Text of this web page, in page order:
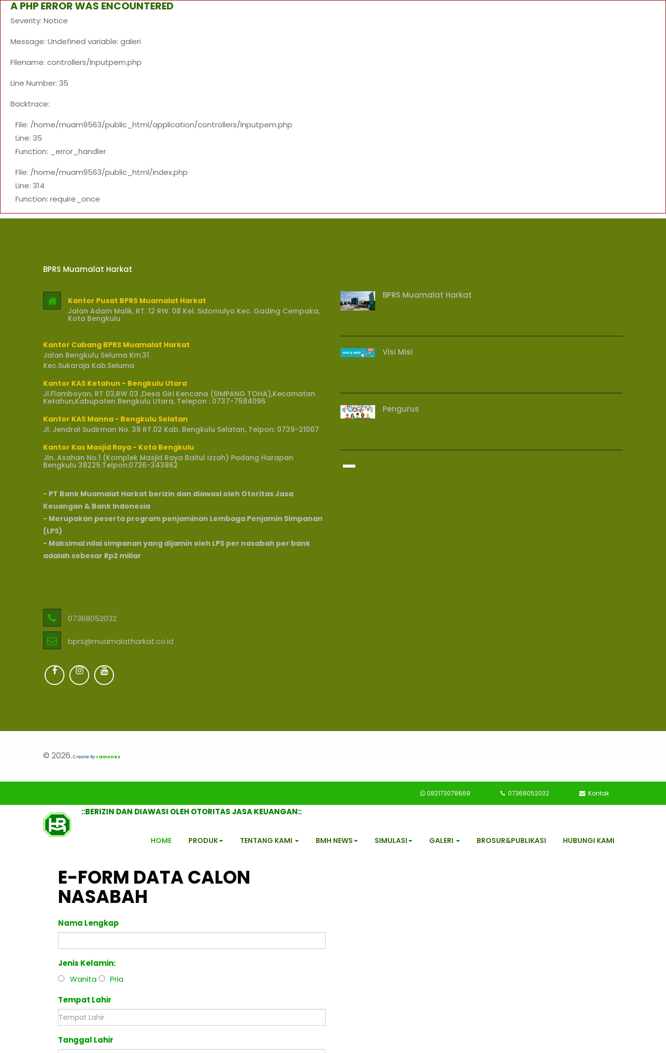
A PHP ERROR WAS ENCOUNTERED
Severity: Notice
Message: Undefined variable: galeri
Filename: controllers/Inputpem.php
Line Number: 35
Backtrace:
File: /home/muam9563/public_html/application/controllers/Inputpem.php
Line: 35
Function: _error_handler
File: /home/muam9563/public_html/index.php
Line: 314
Function: require_once
BPRS Muamalat Harkat
Kantor Pusat BPRS Muamalat Harkat
Jalan Adam Malik, RT. 12 RW. 08 Kel. Sidomulyo Kec. Gading Cempaka,
Kota Bengkulu
Kantor Cabang BPRS Muamalat Harkat
Jalan Bengkulu Seluma Km.31
Kec.Sukaraja Kab.Seluma
Kantor KAS Ketahun - Bengkulu Utara
Jl.Flamboyan, RT 03,RW 03 ,Desa Giri Kencana (SIMPANG TOHA),Kecamatan
Ketahun,Kabupaten Bengkulu Utara, Telepon : 0737-7584096
Kantor KAS Manna - Bengkulu Selatan
Jl. Jendral Sudirman No. 39 RT.02 Kab. Bengkulu Selatan, Telpon: 0739-21007
Kantor Kas Masjid Raya - Kota Bengkulu
Jln. Asahan No.1 (Komplek Masjid Raya Baitul Izzah) Padang Harapan
Bengkulu 38225.Telpon:0736-343862
- PT Bank Muamalat Harkat berizin dan diawasi oleh Otoritas Jasa
Keuangan & Bank Indonesia
- Merupakan peserta program penjaminan Lembaga Penjamin Simpanan
(LPS)
- Maksimal nilai simpanan yang dijamin oleh LPS per nasabah per bank
adalah sebesar Rp2 miliar
07368052032
bprs@muamalatharkat.co.id
BPRS Muamalat Harkat
Visi Misi
Pengurus
-
© 2026. Create By ramonez
082173078669 07368052032 Kontak
::BERIZIN DAN DIAWASI OLEH OTORITAS JASA KEUANGAN::
HOME PRODUK TENTANG KAMI BMH NEWS SIMULASI GALERI BROSUR&PUBLIKASI HUBUNGI KAMI
E-FORM DATA CALON
NASABAH
Nama Lengkap
Jenis Kelamin:
Wanita
Pria
Tempat Lahir
Tanggal Lahir